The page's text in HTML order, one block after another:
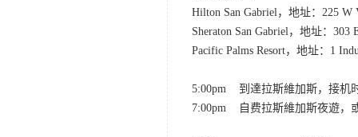
Hilton San Gabriel，地址：225 W
Sheraton San Gabriel，地址：303
Pacific Palms Resort，地址：1
5:00pm 到達拉斯維加斯，接机
7:00pm 自费拉斯維加斯夜遊，